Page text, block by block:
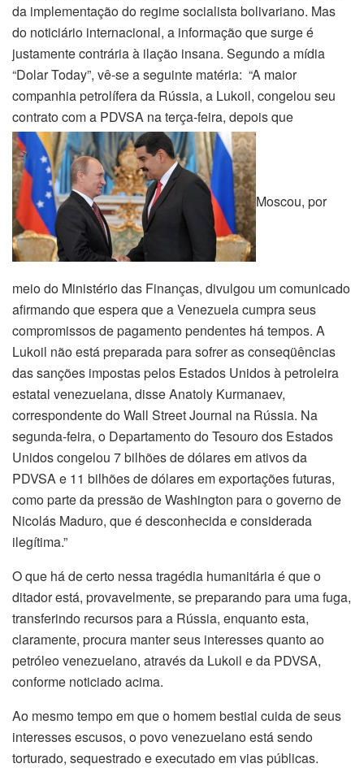
da implementação do regime socialista bolivariano. Mas
do noticiário internacional, a informação que surge é
justamente contrária à ilação insana. Segundo a mídia
“Dolar Today”, vê-se a seguinte matéria: “A maior
companhia petrolífera da Rússia, a Lukoil, congelou seu
contrato com a PDVSA na terça-feira, depois que
Moscou, por
meio do Ministério das Finanças, divulgou um comunicado
afirmando que espera que a Venezuela cumpra seus
compromissos de pagamento pendentes há tempos. A
Lukoil não está preparada para sofrer as conseqüências
das sanções impostas pelos Estados Unidos à petroleira
estatal venezuelana, disse Anatoly Kurmanaev,
correspondente do Wall Street Journal na Rússia. Na
segunda-feira, o Departamento do Tesouro dos Estados
Unidos congelou 7 bilhões de dólares em ativos da
PDVSA e 11 bilhões de dólares em exportações futuras,
como parte da pressão de Washington para o governo de
Nicolás Maduro, que é desconhecida e considerada
ilegítima.”
O que há de certo nessa tragédia humanitária é que o
ditador está, provavelmente, se preparando para uma fuga,
transferindo recursos para a Rússia, enquanto esta,
claramente, procura manter seus interesses quanto ao
petróleo venezuelano, através da Lukoil e da PDVSA,
conforme noticiado acima.
Ao mesmo tempo em que o homem bestial cuida de seus
interesses escusos, o povo venezuelano está sendo
torturado, sequestrado e executado em vias públicas.